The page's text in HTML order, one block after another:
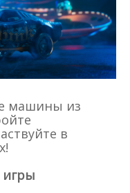
машины из
в
игры